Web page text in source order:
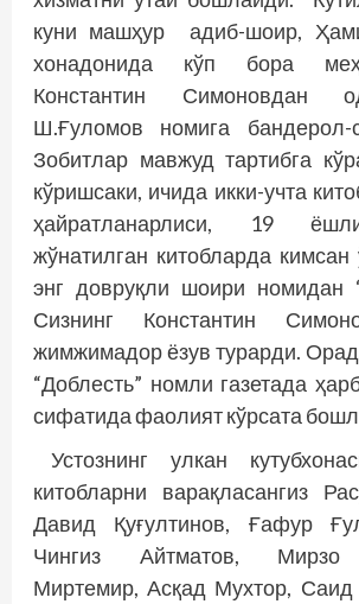
куни машҳур адиб-шоир,
хонадонида кўп бора
Константин Симоновдан
Ш.Ғуломов номига бандерол-
Зобитлар мавжуд тартибга
кўришсаки, ичида икки-учта
ҳайратланарлиси, 19
жўнатилган китобларда
энг довруқли шоири номидан
Сизнинг Константин
жимжимадор ёзув турарди.
“Доблесть” номли газетада
сифатида фаолият кўрсата
Устознинг улкан
китобларни варақласангиз
Давид Қуғултинов, Ғафур
Чингиз Айтматов, Мирзо
Миртемир, Асқад Мухтор, Саид